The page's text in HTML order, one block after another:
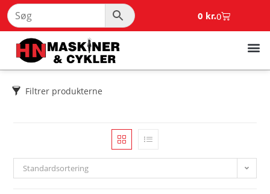
0 kr.0
Filtrer produkterne
Standardsortering